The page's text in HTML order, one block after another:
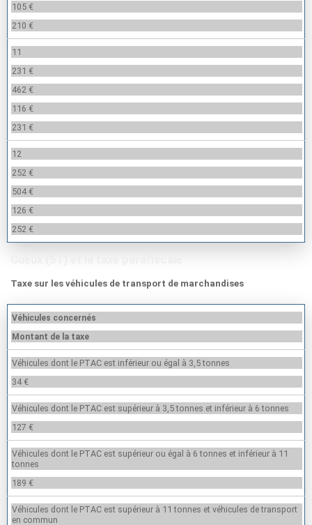
105 €
210 €
11
231 €
462 €
116 €
231 €
12
252 €
504 €
126 €
252 €
Taxe sur les véhicules de transport de marchandises
Véhicules concernés
Montant de la taxe
Véhicules dont le PTAC est inférieur ou égal à 3,5 tonnes
34 €
Véhicules dont le PTAC est supérieur à 3,5 tonnes et inférieur à 6 tonnes
127 €
Véhicules dont le PTAC est supérieur ou égal à 6 tonnes et inférieur à 11
tonnes
189 €
Véhicules dont le PTAC est supérieur à 11 tonnes et véhicules de transport
en commun